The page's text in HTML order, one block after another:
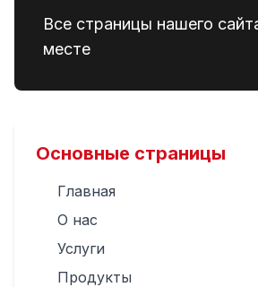
Все страницы нашего
месте
Основные страницы
Главная
О нас
Услуги
Продукты